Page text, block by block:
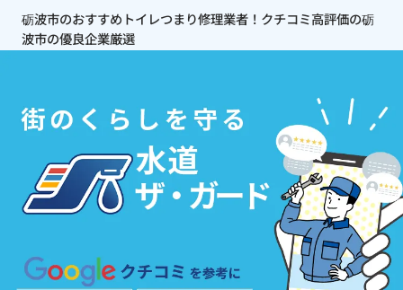
砺波市のおすすめトイレつまり修理業者！クチコミ高評価の砺
波市の優良企業厳選